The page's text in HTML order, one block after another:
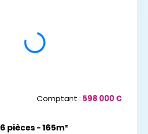
Comptant : 598 000 €
6 pièces - 165m²